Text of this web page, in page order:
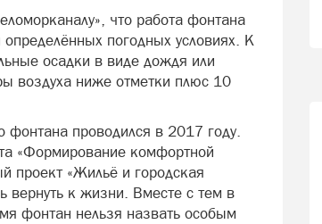
что работа фонтана
погодных условиях. К
осадки в виде дождя или
воздуха ниже отметки плюс 10
фонтана проводился в 2017 году.
«Формирование комфортной
проект «Жильё и городская
вернуть к жизни. Вместе с тем в
фонтан нельзя назвать особым